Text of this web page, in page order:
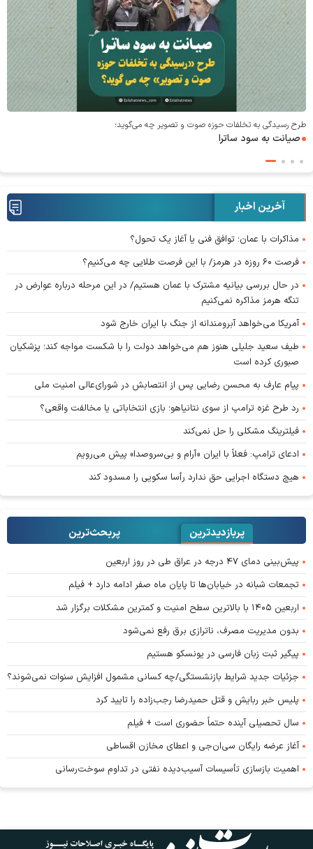
طرح رسیدگی به تخلفات حوزه صوت و‌ تصویر چه می‌گوید؛
صیانت به سود ساترا
آخرین اخبار
مذاکرات با عمان؛ توافق فنی یا آغاز یک تحول؟
فرصت ۶۰ روزه در هرمز/ با این فرصت طلایی چه می‌کنیم؟
در حال بررسی بیانیه مشترک با عمان هستیم/ در این مرحله درباره عوارض در
تنگه هرمز مذاکره نمی‌کنیم
آمریکا می‌خواهد آبرومندانه از جنگ با ایران خارج شود
طیف سعید جلیلی هنوز هم می‌خواهد دولت را با شکست مواجه کند؛ پزشکیان
صبوری کرده است
پیام عارف به محسن رضایی پس از انتصابش در شورای‌عالی امنیت ملی
رد طرح غزه ترامپ از سوی نتانیاهو؛ بازی انتخاباتی یا مخالفت واقعی؟
فیلترینگ مشکلی را حل نمی‌کند
ادعای ترامپ: فعلاً با ایران «آرام و بی‌سروصدا» پیش می‌رویم
هیچ دستگاه اجرایی حق ندارد رأسا سکویی را مسدود کند
پربازدیدترین پربحث‌ترین‌
پیش‌بینی دمای ۴۷ درجه در عراق طی در روز اربعین
تجمعات شبانه در خیابان‌ها تا پایان ماه صفر ادامه دارد + فیلم
اربعین ۱۴۰۵ با بالاترین سطح امنیت و کمترین مشکلات برگزار شد
بدون مدیریت مصرف، ناترازی برق رفع نمی‌شود
پیگیر ثبت زبان فارسی در یونسکو هستیم
جزئیات جدید شرایط بازنشستگی/چه کسانی مشمول افزایش سنوات نمی‌شوند؟
پلیس خبر ربایش و قتل حمیدرضا رجب‌زاده را تایید کرد
سال تحصیلی آینده حتماً حضوری است + فیلم
آغاز عرضه رایگان سی‌ان‌جی و اعطای مخازن اقساطی
اهمیت بازسازی تأسیسات آسیب‌دیده نفتی در تداوم سوخت‌رسانی